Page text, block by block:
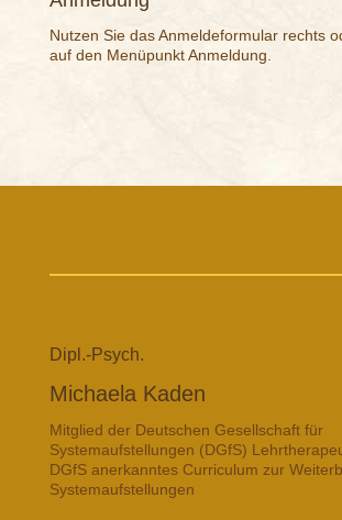
Nutzen Sie das Anmeldeformular rechts
auf den Menüpunkt Anmeldung.
Dipl.-Psych.
Michaela Kaden
Mitglied der Deutschen Gesellschaft für
Systemaufstellungen (DGfS)
DGfS anerkanntes Curriculum zur
Systemaufstellungen